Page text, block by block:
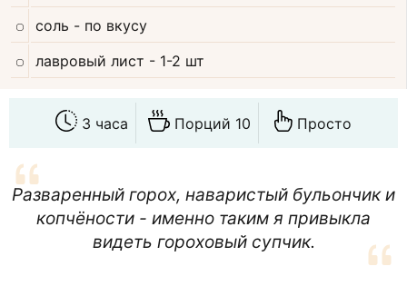
соль - по вкусу
лавровый лист - 1-2 шт
3 часа Порций 10 Просто
Разваренный горох, наваристый бульончик и
копчёности - именно таким я привыкла
видеть гороховый супчик.